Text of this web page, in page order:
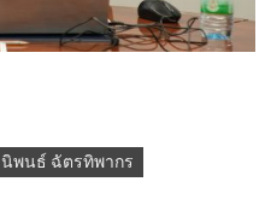
นิพนธ์ ฉัตรทิพากร